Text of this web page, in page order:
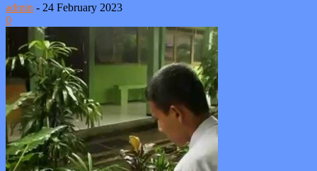
admin - 24 February 2023
0